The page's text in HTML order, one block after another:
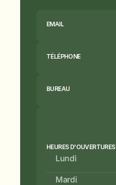
EMAIL
TÉLÉPHONE
BUREAU
HEURES D'OUVERTURES
Lundi
Mardi